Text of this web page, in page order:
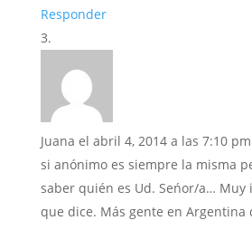
Responder
Juana el abril 4, 2014 a las 7:10 pm
si anónimo es siempre la misma
saber quién es Ud. Seńor/a… Muy
que dice. Más gente en Argentina